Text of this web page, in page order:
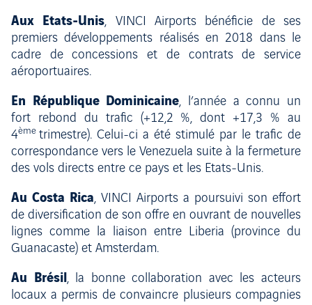
Aux Etats-Unis, VINCI Airports bénéficie de ses
premiers développements réalisés en 2018 dans le
cadre de concessions et de contrats de service
aéroportuaires.
En République Dominicaine, l’année a connu un
fort rebond du trafic (+12,2 %, dont +17,3 % au
4ème trimestre). Celui-ci a été stimulé par le trafic de
correspondance vers le Venezuela suite à la fermeture
des vols directs entre ce pays et les Etats-Unis.
Au Costa Rica, VINCI Airports a poursuivi son effort
de diversification de son offre en ouvrant de nouvelles
lignes comme la liaison entre Liberia (province du
Guanacaste) et Amsterdam.
Au Brésil, la bonne collaboration avec les acteurs
locaux a permis de convaincre plusieurs compagnies